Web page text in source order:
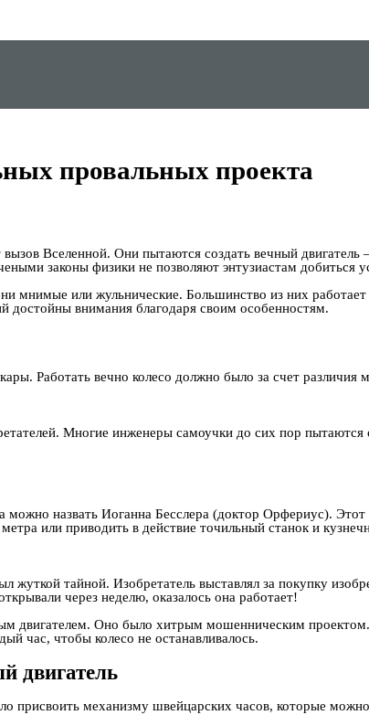
провальных проекта
Вселенной. Они пытаются создать вечный
законы физики не позволяют энтузиастам добиться
мнимые или жульнические. Большинство из них
достойны внимания благодаря своим особенностям.
Работать вечно колесо должно было за счет
Многие инженеры самоучки до сих пор
назвать Иоганна Бесслера (доктор Орфериус).
или приводить в действие точильный станок и
тайной. Изобретатель выставлял за покупку
через неделю, оказалось она работает!
двигателем. Оно было хитрым мошенническим
час, чтобы колесо не останавливалось.
двигатель
присвоить механизму швейцарских часов, которые